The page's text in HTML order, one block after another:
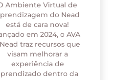
Ambiente Virtual de
do Nead
está de cara nova!
em 2024, o AVA
traz recursos que
visam melhorar a
experiência de
dentro da